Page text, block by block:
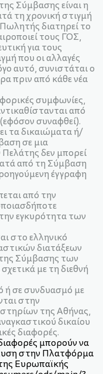
Σύμβασης είναι η
τη χρονική στιγμή
διατηρεί το
τους ΓΟΣ,
για τους
που οι αλλαγές
αυτό, συνιστάται ο
πριν από κάθε νέα
συμφωνίες,
από
συναφθεί).
τα δικαιώματα ή/
σε μια
Πελάτης δεν μπορεί
από τη Σύμβαση
έγγραφη
από την
εγκυρότητα των
στο ελληνικό
διατάξεων
της Σύμβασης των
με τη διεθνή
ή σε συνδυασμό με
στην
της Αθήνας,
δικαίου
διαφορές.
μπορούν να
στην Πλατφόρμα
Ευρωπαϊκής